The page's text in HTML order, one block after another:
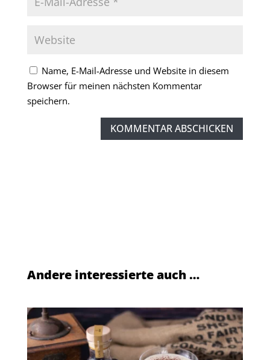
Name, E-Mail-Adresse und Website in diesem
Browser für meinen nächsten Kommentar
speichern.
KOMMENTAR ABSCHICKEN
Andere interessierte auch …